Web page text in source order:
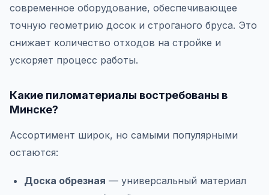
современное оборудование, обеспечивающее
точную геометрию досок и строганого бруса. Это
снижает количество отходов на стройке и
ускоряет процесс работы.
Какие пиломатериалы востребованы в
Минске?
Ассортимент широк, но самыми популярными
остаются:
Доска обрезная — универсальный материал